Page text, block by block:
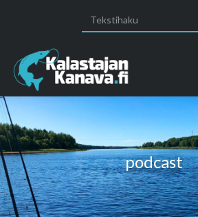
for:
podcast